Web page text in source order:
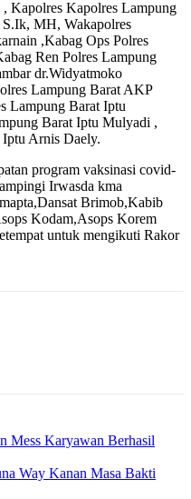
Kapolres Kapolres Lampung
MH, Wakapolres
,Kabag Ops Polres
Ren Polres Lampung
dr.Widyatmoko
Lampung Barat AKP
Lampung Barat Iptu
Barat Iptu Mulyadi ,
Arnis Daely.
program vaksinasi covid-
Irwasda kma
Brimob,Kabib
Kodam,Asops Korem
untuk mengikuti Rakor
Mess Karyawan Berhasil
Way Kanan Masa Bakti